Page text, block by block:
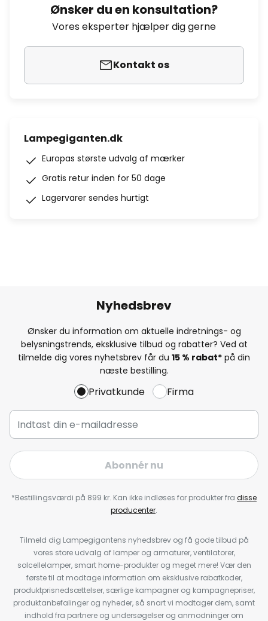
Ønsker du en konsultation?
Vores eksperter hjælper dig gerne
Kontakt os
Lampegiganten.dk
Europas største udvalg af mærker
Gratis retur inden for 50 dage
Lagervarer sendes hurtigt
Nyhedsbrev
Ønsker du information om aktuelle indretnings- og
belysningstrends, eksklusive tilbud og rabatter? Ved at
tilmelde dig vores nyhetsbrev får du 15 % rabat* på din
næste bestilling.
Privatkunde Firma
Abonnér nu
*Bestillingsværdi på 899 kr. Kan ikke indløses for produkter fra disse
producenter.
Tilmeld dig Lampegigantens nyhedsbrev og få gode tilbud på
vores store udvalg af lamper og armaturer, ventilatorer,
solcellelamper, smart home-produkter og meget mere! Vær den
første til at modtage information om eksklusive rabatkoder,
produktprisnedsættelser, særlige kampagner og kampagnepriser,
produktanbefalinger og nyheder, så snart vi modtager dem, samt
indhold fra partnere og undersøgelser og anmodninger om